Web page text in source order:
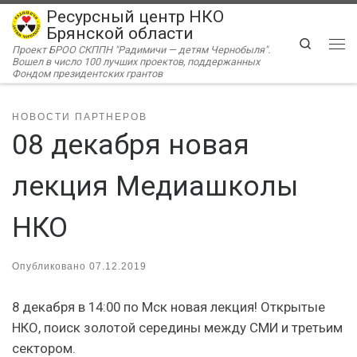
Перейти к содержимому
Ресурсный центр НКО
Брянской области
Проект БРОО СКППН "Радимичи — детям Чернобыля".
Вошел в число 100 лучших проектов, поддержанных
Фондом президентских грантов
Search
НОВОСТИ ПАРТНЕРОВ
08 декабря новая
лекция Медиашколы
НКО
Опубликовано 07.12.2019
8 декабря в 14:00 по Мск новая лекция! Открытые
НКО, поиск золотой середины между СМИ и третьим
сектором.